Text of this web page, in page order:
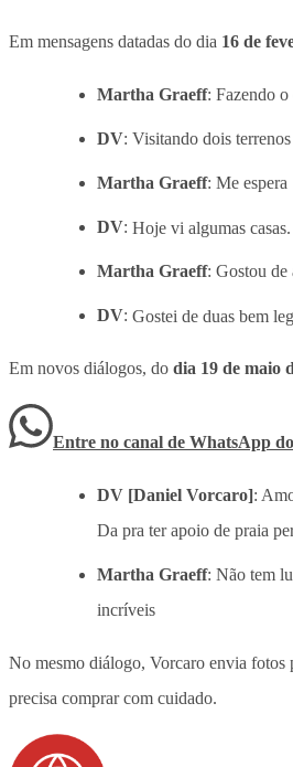
Em mensagens datadas do dia 16 de
Martha Graeff: Fazendo o
DV: Visitando dois terrenos
Martha Graeff: Me espera
DV: Hoje vi algumas casas.
Martha Graeff: Gostou de
DV: Gostei de duas bem
Em novos diálogos, do dia 19 de maio
Entre no canal de WhatsApp do
DV [Daniel Vorcaro]:
Da pra ter apoio de praia
Martha Graeff: Não tem
incríveis
No mesmo diálogo, Vorcaro envia fotos
precisa comprar com cuidado.